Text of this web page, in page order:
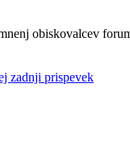
obiskovalcev